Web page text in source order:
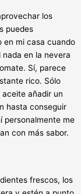
los
puedes
en mi casa cuando
en la nevera
Sí, parece
rico. Sólo
añadir un
hasta conseguir
personalmente me
con más sabor.
frescos, los